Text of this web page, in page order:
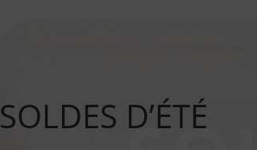
SOLDES D’ÉTÉ